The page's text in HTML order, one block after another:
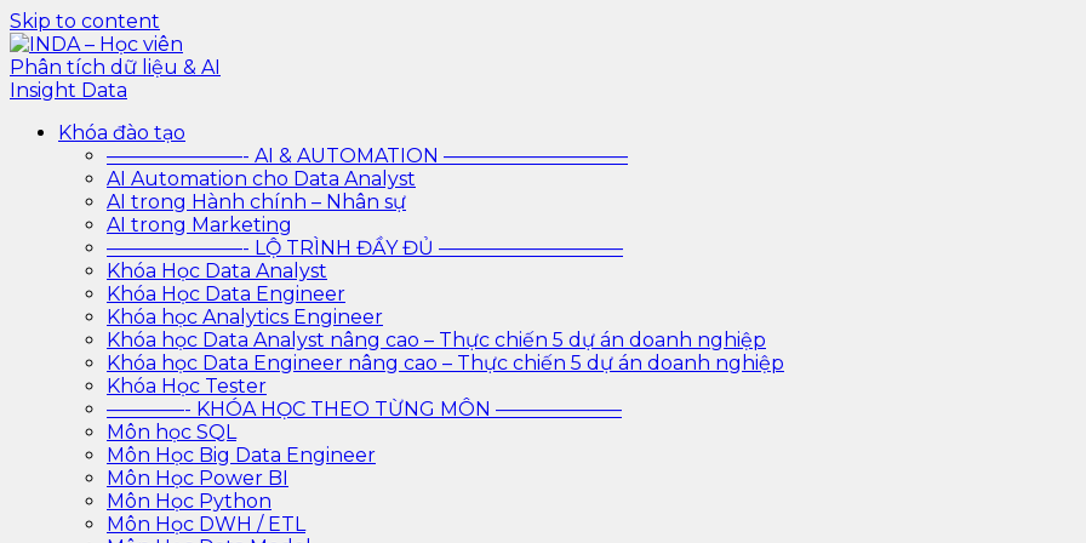
Skip to content
INDA – Học viên Phân tích dữ liệu & AI Insight Data
INDA – Học viện Đào tạo phân tích dữ liệu & AI chuyên sâu cho ngành ngân hàng – bảo hiểm – chứng khoán
trình với AI
Khóa đào tạo
———————- AI & AUTOMATION —————————–
AI Automation cho Data Analyst
AI trong Hành chính – Nhân sự
AI trong Marketing
———————- LỘ TRÌNH ĐẦY ĐỦ —————————–
Khóa Học Data Analyst
Khóa Học Data Engineer
Khóa học Analytics Engineer
Khóa học Data Analyst nâng cao – Thực chiến 5 dự án doanh nghiệp
Khóa học Data Engineer nâng cao – Thực chiến 5 dự án doanh nghiệp
Khóa Học Tester
————- KHÓA HỌC THEO TỪNG MÔN ——————–
Môn học SQL
Môn Học Big Data Engineer
Môn Học Power BI
Môn Học Python
Môn Học DWH / ETL